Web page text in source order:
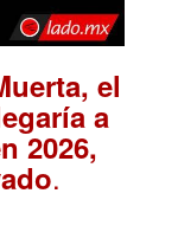
el
a
2026,
.